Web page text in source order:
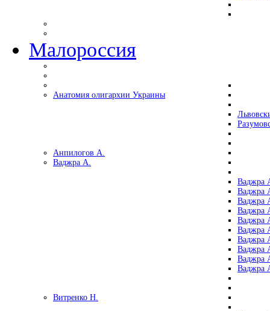
Малороссия
Анатомия олигархии Украины
Анпилогов А.
Ваджра А.
Ваджра
Ваджра
Ваджра
Ваджра
Ваджра
Ваджра
Ваджра
Ваджра
Ваджра
Ваджра
Витренко Н.